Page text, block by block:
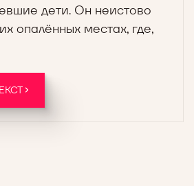
дети. Он неистово
опалённых местах, где,